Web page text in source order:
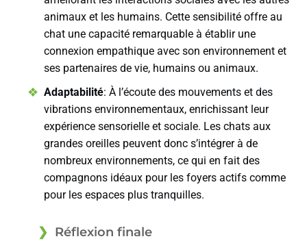
animaux et les humains. Cette sensibilité offre au
chat une capacité remarquable à établir une
connexion empathique avec son environnement et
ses partenaires de vie, humains ou animaux.
Adaptabilité: À l’écoute des mouvements et des
vibrations environnementaux, enrichissant leur
expérience sensorielle et sociale. Les chats aux
grandes oreilles peuvent donc s’intégrer à de
nombreux environnements, ce qui en fait des
compagnons idéaux pour les foyers actifs comme
pour les espaces plus tranquilles.
Réflexion finale